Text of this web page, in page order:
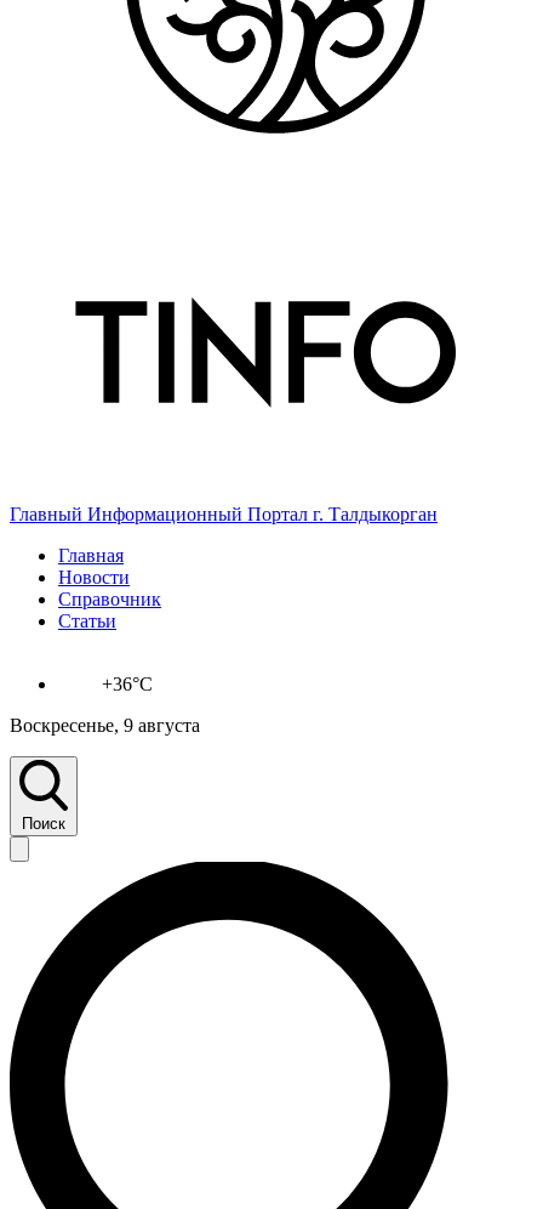
Главный Информационный Портал г. Талдыкорган
Главная
Новости
Справочник
Статьи
+36°C
Воскресенье, 9 августа
Поиск